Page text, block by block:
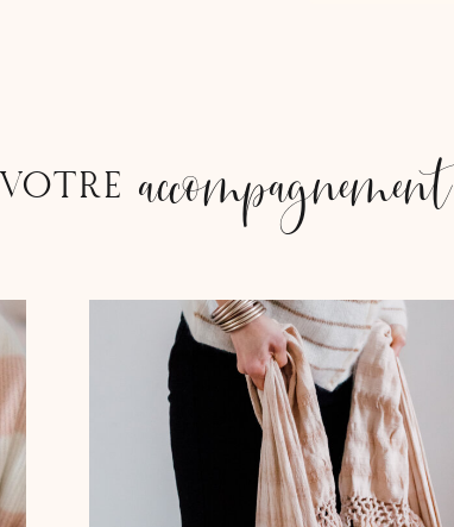
ÊTRE BERCÉE ET
ENVELOPPÉE
VOTREaccompagnement